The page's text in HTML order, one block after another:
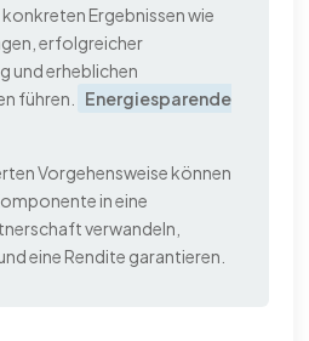
Ergebnissen wie
erfolgreicher
und erheblichen
führen.
Energiesparende
Vorgehensweise können
in eine
verwandeln,
eine Rendite garantieren.